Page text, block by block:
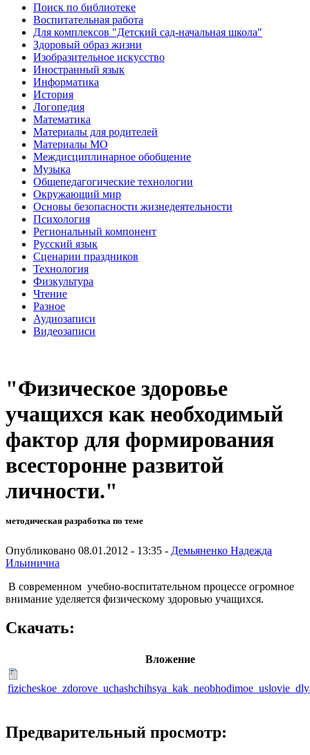
Поиск по библиотеке
Воспитательная работа
Для комплексов "Детский сад-начальная школа"
Здоровый образ жизни
Изобразительное искусство
Иностранный язык
Информатика
История
Логопедия
Математика
Материалы для родителей
Материалы МО
Междисциплинарное обобщение
Музыка
Общепедагогические технологии
Окружающий мир
Основы безопасности жизнедеятельности
Психология
Региональный компонент
Русский язык
Сценарии праздников
Технология
Физкультура
Чтение
Разное
Аудиозаписи
Видеозаписи
"Физическое здоровье
учащихся как необходимый
фактор для формирования
всесторонне развитой
личности."
методическая разработка по теме
Опубликовано 08.01.2012 - 13:35 - Демьяненко Надежда
Ильинична
В современном учебно-воспитательном процессе огромное
внимание уделяется физическому здоровью учащихся.
Скачать:
Вложение
Предварительный просмотр: